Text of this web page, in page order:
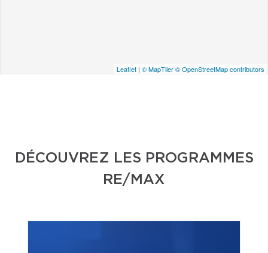
Leaflet | © MapTiler© OpenStreetMap contributors
DÉCOUVREZ LES PROGRAMMES
RE/MAX